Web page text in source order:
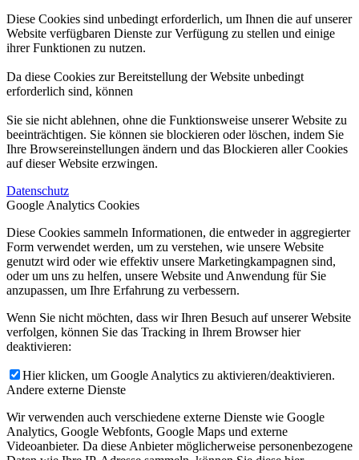
Diese Cookies sind unbedingt erforderlich, um Ihnen die auf unserer
Website verfügbaren Dienste zur Verfügung zu stellen und einige
ihrer Funktionen zu nutzen.
Da diese Cookies zur Bereitstellung der Website unbedingt
erforderlich sind, können
Sie sie nicht ablehnen, ohne die Funktionsweise unserer Website zu
beeinträchtigen. Sie können sie blockieren oder löschen, indem Sie
Ihre Browsereinstellungen ändern und das Blockieren aller Cookies
auf dieser Website erzwingen.
Datenschutz
Google Analytics Cookies
Diese Cookies sammeln Informationen, die entweder in aggregierter
Form verwendet werden, um zu verstehen, wie unsere Website
genutzt wird oder wie effektiv unsere Marketingkampagnen sind,
oder um uns zu helfen, unsere Website und Anwendung für Sie
anzupassen, um Ihre Erfahrung zu verbessern.
Wenn Sie nicht möchten, dass wir Ihren Besuch auf unserer Website
verfolgen, können Sie das Tracking in Ihrem Browser hier
deaktivieren:
Hier klicken, um Google Analytics zu aktivieren/deaktivieren.
Andere externe Dienste
Wir verwenden auch verschiedene externe Dienste wie Google
Analytics, Google Webfonts, Google Maps und externe
Videoanbieter. Da diese Anbieter möglicherweise personenbezogene